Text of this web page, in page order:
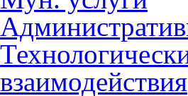
взаимодействия